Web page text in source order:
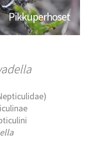
Pikkuperhoset